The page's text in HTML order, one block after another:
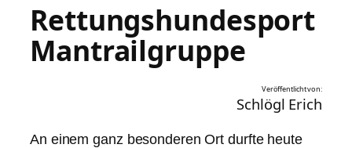
Rettungshundesport
Mantrailgruppe
Veröffentlicht von:
Schlögl Erich
An einem ganz besonderen Ort durfte heute